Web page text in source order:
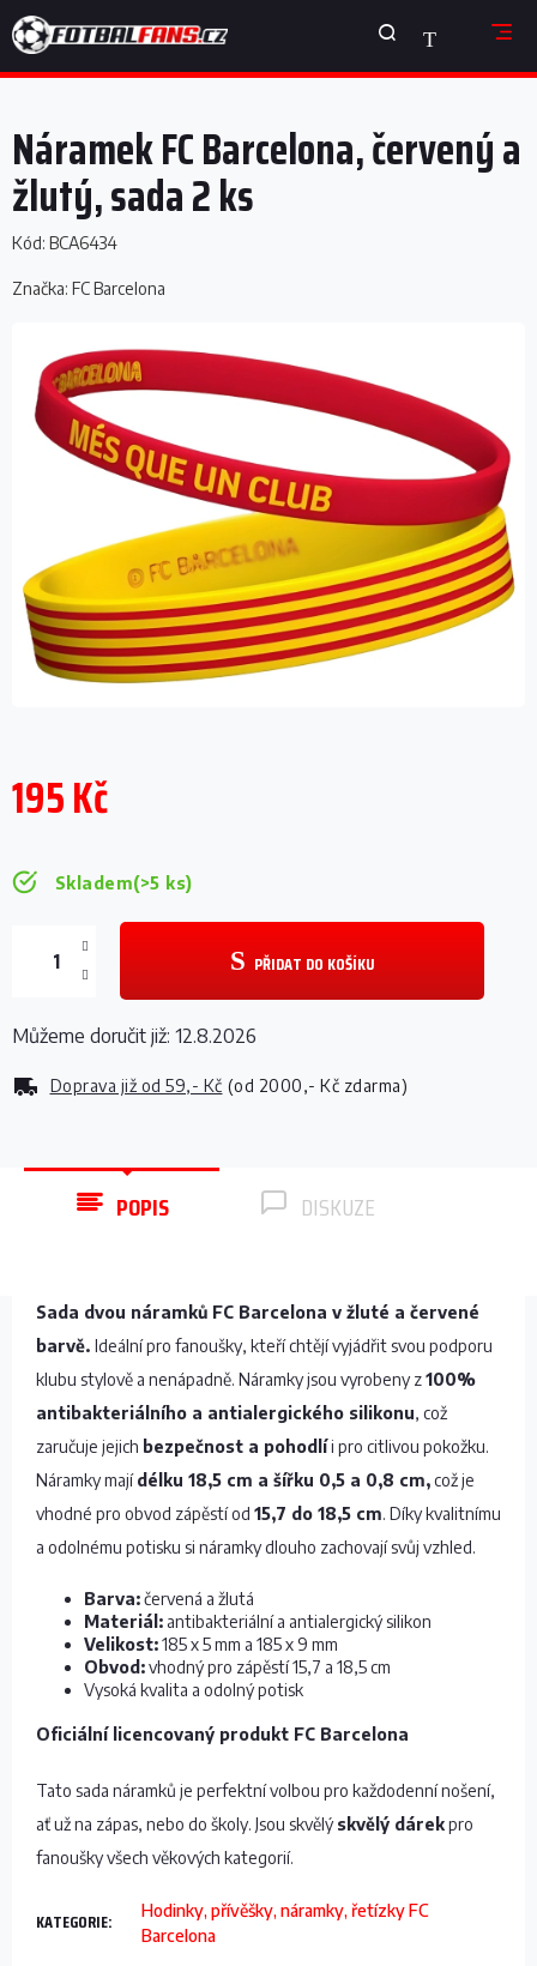
na
obsah
NÁKUPNÍ
KOŠÍK
Náramek FC Barcelona, červený a
žlutý, sada 2 ks
Kód: BCA6434
Značka: FC Barcelona
195 Kč
Skladem(>5 ks)
Doprava již od 59,- Kč (od 2000,- Kč zdarma)
PŘIDAT DO KOŠÍKU
Můžeme doručit již: 12.8.2026
POPIS DISKUZE
Sada dvou náramků FC Barcelona v žluté a červené
barvě. Ideální pro fanoušky, kteří chtějí vyjádřit svou podporu
klubu stylově a nenápadně. Náramky jsou vyrobeny z100%
antibakteriálního a antialergického silikonu, což
zaručuje jejich bezpečnost a pohodlíi pro citlivou pokožku.
Náramky majídélku 18,5 cm a šířku 0,5 a 0,8 cm,což je
vhodné pro obvod zápěstí od 15,7 do 18,5 cm. Díky kvalitnímu
a odolnému potisku si náramky dlouho zachovají svůj vzhled.
Barva:červená a žlutá
Materiál: antibakteriální a antialergický silikon
Velikost:185 x 5 mm a 185 x 9 mm
Obvod:vhodný pro zápěstí 15,7 a 18,5 cm
Vysoká kvalita a odolný potisk
Oficiální licencovaný produkt FC Barcelona
Tato sada náramků je perfektní volbou pro každodenní nošení,
ať už na zápas, nebo do školy. Jsou skvělýskvělý dárekpro
fanoušky všech věkových kategorií.
KATEGORIE:
Hodinky, přívěšky, náramky, řetízky FC
Barcelona